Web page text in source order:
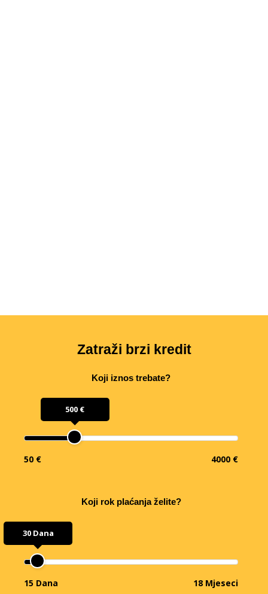
Zatraži brzi kredit
Koji iznos trebate?
500 €
50 € 4000 €
Koji rok plaćanja želite?
30 Dana
15 Dana 18 Mjeseci